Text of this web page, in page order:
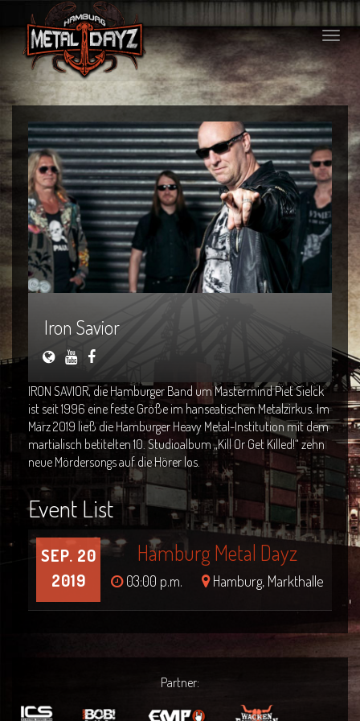
Toggle
Iron Savior
IRON SAVIOR, die Hamburger Band um Mastermind Piet Sielck
ist seit 1996 eine feste Größe im hanseatischen Metalzirkus. Im
März 2019 ließ die Hamburger Heavy Metal-Institution mit dem
martialisch betitelten 10. Studioalbum „Kill Or Get Killed!“ zehn
neue Mördersongs auf die Hörer los.
Event List
SEP. 20
2019
Hamburg Metal Dayz
03:00 p.m. Hamburg, Markthalle
Partner: